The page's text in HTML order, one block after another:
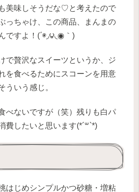
美味しそうだな♡と考えたので
っちゃけ、この商品、まんまの
ですよ！(΄◉◞౪◟◉｀)
で贅沢なスイーツというか、ジ
を食べるためにスコーンを用意
ういう感じ。
べないですが（笑）残りも白パ
費したいと思います(*´꒳`*)
はじめシンプルかつ砂糖・増粘